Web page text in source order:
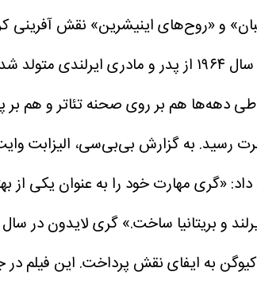
اینیشرین» نقش آفرینی کرده بود، در سن
که به عنوان یکی از بهترین بازیگران ایرلندی شناخته می‌شد، با نام اصلی گری
دهه‌ها هم بر روی صحنه تئاتر و هم بر
به گزارش بی‌بی‌سی، الیزابت
«گری مهارت خود را به عنوان یکی از
و بریتانیا ساخت.»